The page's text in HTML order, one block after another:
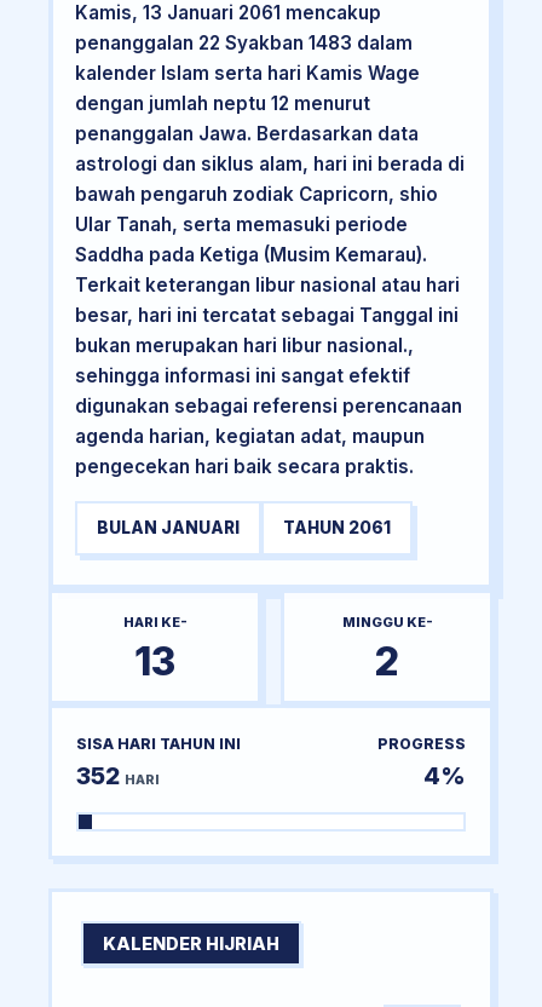
Kamis, 13 Januari 2061 mencakup
penanggalan 22 Syakban 1483 dalam
kalender Islam serta hari Kamis Wage
dengan jumlah neptu 12 menurut
penanggalan Jawa. Berdasarkan data
astrologi dan siklus alam, hari ini berada di
bawah pengaruh zodiak Capricorn, shio
Ular Tanah, serta memasuki periode
Saddha pada Ketiga (Musim Kemarau).
Terkait keterangan libur nasional atau hari
besar, hari ini tercatat sebagai Tanggal ini
bukan merupakan hari libur nasional.,
sehingga informasi ini sangat efektif
digunakan sebagai referensi perencanaan
agenda harian, kegiatan adat, maupun
pengecekan hari baik secara praktis.
BULAN JANUARI TAHUN 2061
HARI KE-
13
MINGGU KE-
2
SISA HARI TAHUN INI
352 HARI
PROGRESS
4%
KALENDER HIJRIAH